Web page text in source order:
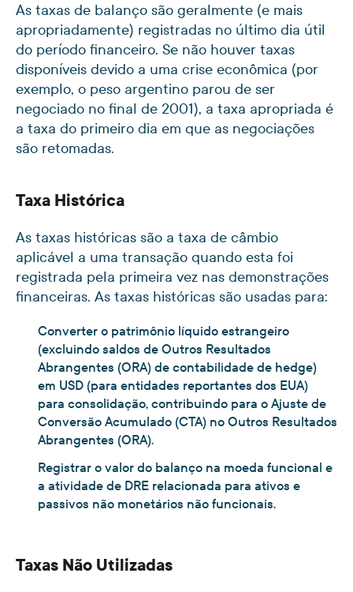
As taxas de balanço são geralmente (e mais
apropriadamente) registradas no último dia útil
do período financeiro. Se não houver taxas
disponíveis devido a uma crise econômica (por
exemplo, o peso argentino parou de ser
negociado no final de 2001), a taxa apropriada é
a taxa do primeiro dia em que as negociações
são retomadas.
Taxa Histórica
As taxas históricas são a taxa de câmbio
aplicável a uma transação quando esta foi
registrada pela primeira vez nas demonstrações
financeiras. As taxas históricas são usadas para:
Converter o patrimônio líquido estrangeiro
(excluindo saldos de Outros Resultados
Abrangentes (ORA) de contabilidade de hedge)
em USD (para entidades reportantes dos EUA)
para consolidação, contribuindo para o Ajuste de
Conversão Acumulado (CTA) no Outros Resultados
Abrangentes (ORA).
Registrar o valor do balanço na moeda funcional e
a atividade de DRE relacionada para ativos e
passivos não monetários não funcionais.
Taxas Não Utilizadas